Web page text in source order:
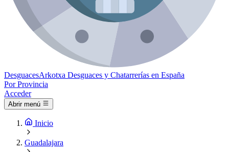
DesguacesArkotxa Desguaces y Chatarrerías en España
Por Provincia
Acceder
Abrir menú
Inicio
Guadalajara